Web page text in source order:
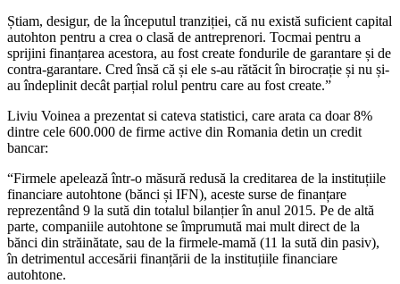
Știam, desigur, de la începutul tranziției, că nu există suficient capital
autohton pentru a crea o clasă de antreprenori. Tocmai pentru a
sprijini finanțarea acestora, au fost create fondurile de garantare și de
contra-garantare. Cred însă că și ele s-au rătăcit în birocrație și nu și-
au îndeplinit decât parțial rolul pentru care au fost create.”
Liviu Voinea a prezentat si cateva statistici, care arata ca doar 8%
dintre cele 600.000 de firme active din Romania detin un credit
bancar:
“Firmele apelează într-o măsură redusă la creditarea de la instituțiile
financiare autohtone (bănci și IFN), aceste surse de finanțare
reprezentând 9 la sută din totalul bilanțier în anul 2015. Pe de altă
parte, companiile autohtone se împrumută mai mult direct de la
bănci din străinătate, sau de la firmele-mamă (11 la sută din pasiv),
în detrimentul accesării finanțării de la instituțiile financiare
autohtone.